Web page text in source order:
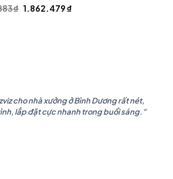
₫ Giá
1.862.479₫
cho nhà xưởng ở Bình Dương rất nét,
lắp đặt cực nhanh trong buổi sáng."